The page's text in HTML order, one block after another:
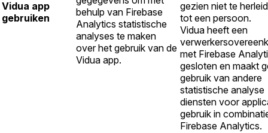
Vidua app
gebruiken
behulp van Firebase
Analytics statistische
analyses te maken
over het gebruik van de
Vidua app.
gezien niet te
tot een persoon.
Vidua heeft een
met Firebase
gesloten en maakt
gebruik van andere
statistische analyse
diensten voor
gebruik in
Firebase Analytics.